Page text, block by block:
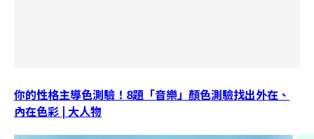
你的性格主導色測驗！8題「音樂」顏色測驗找出外在、
內在色彩 | 大人物